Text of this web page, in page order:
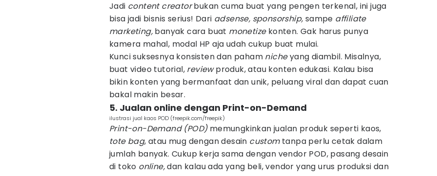
Jadi content creatorbukan cuma buat yang pengen terkenal, ini juga
bisa jadi bisnis serius! Dari adsense, sponsorship, sampe affiliate
marketing, banyak cara buat monetizekonten. Gak harus punya
kamera mahal, modal HP aja udah cukup buat mulai.
Kunci suksesnya konsisten dan paham nicheyang diambil. Misalnya,
buat video tutorial, reviewproduk, atau konten edukasi. Kalau bisa
bikin konten yang bermanfaat dan unik, peluang viral dan dapat cuan
bakal makin besar.
5. Jualan online dengan Print-on-Demand
ilustrasi jual kaos POD (freepik.com/freepik)
Print-on-Demand (POD)memungkinkan jualan produk seperti kaos,
tote bag, atau mug dengan desain customtanpa perlu cetak dalam
jumlah banyak. Cukup kerja sama dengan vendor POD, pasang desain
di toko online,dan kalau ada yang beli, vendor yang urus produksi dan